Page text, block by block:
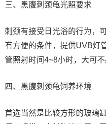
三、黑腹刺颈龟光照要求
刺颈有接受日光浴的行为，
有方便的条件，提供UVB灯
管照射时间4~8小时，大可不
四、黑腹刺颈龟饲养环境
首选当然是比较方形的玻璃